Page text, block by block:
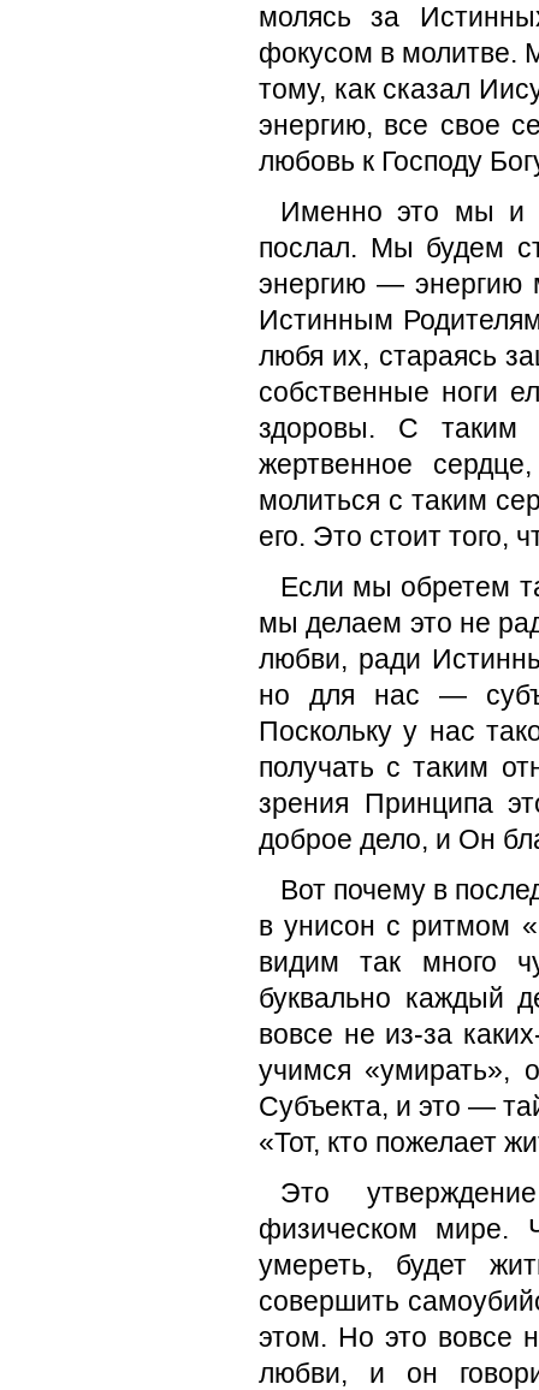
молясь за
фокусом в молитве.
тому, как сказал
энергию, все свое
любовь к Господу
Именно это мы и
послал. Мы будем
энергию — энергию
Истинным
любя их, стараясь
собственные ноги
здоровы. С
жертвенное
молиться с таким
его. Это стоит того,
Если мы обретем
мы делаем это не
любви, ради
но для нас —
Поскольку у нас
получать с таким
зрения Принципа
доброе дело, и Он
Вот почему в
в унисон с ритмом
видим так много
буквально каждый
вовсе не из-за
учимся «умирать»,
Субъекта, и это —
«Тот, кто пожелает
Это
физическом мире.
умереть, будет
совершить
этом. Но это вовсе
любви, и он